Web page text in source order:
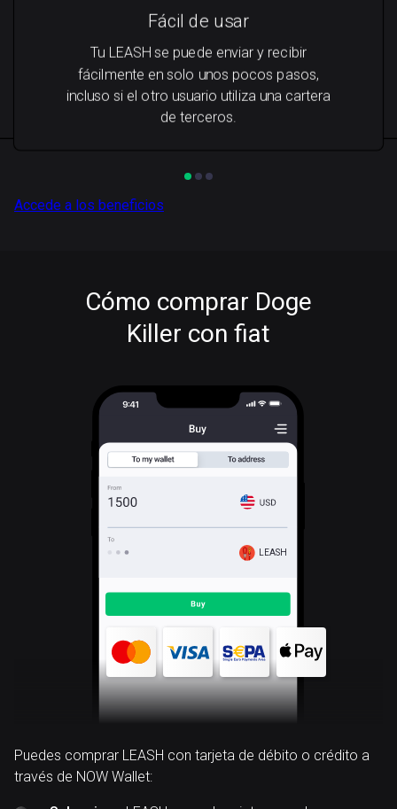
Fácil de usar
Tu LEASH se puede enviar y recibir
fácilmente en solo unos pocos pasos,
incluso si el otro usuario utiliza una cartera
de terceros.
Accede a los beneficios
Cómo comprar Doge
Killer con fiat
LEASH
Puedes comprar LEASH con tarjeta de débito o crédito a
través de NOW Wallet: